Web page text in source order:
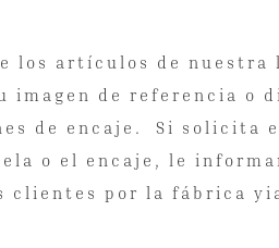
los artículos de
imagen de referencia o
de encaje. Si solicita
o el encaje, le
clientes por la fábrica